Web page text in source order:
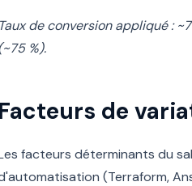
Taux de conversion appliqué :
%).
Facteurs de
facteurs déterminants du
(Terraform,